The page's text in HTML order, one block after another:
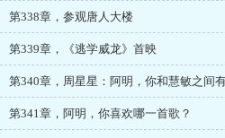
第338章，参观唐人大楼
第339章，《逃学威龙》首映
第340章，周星星：阿明，你和慧敏之间
第341章，阿明，你喜欢哪一首歌？